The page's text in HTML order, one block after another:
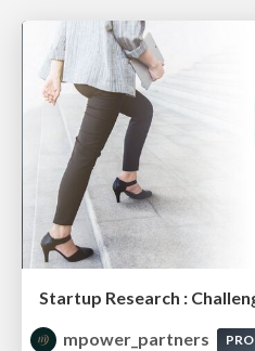
mpower_partners
PRO